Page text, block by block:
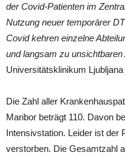
der Covid-Patienten im
Nutzung neuer temporärer
Covid kehren einzelne
und langsam zu
Universitätsklinikum Ljubljana
Die Zahl aller
Maribor beträgt 110. Davon
Intensivstation. Leider ist der
verstorben. Die Gesamtzahl